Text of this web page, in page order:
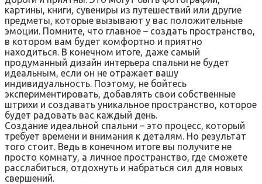
картины, книги, сувениры из путешествий или другие
предметы, которые вызывают у вас положительные
эмоции. Помните, что главное – создать пространство,
в котором вам будет комфортно и приятно
находиться. В конечном итоге, даже самый
продуманный дизайн интерьера спальни не будет
идеальным, если он не отражает вашу
индивидуальность. Поэтому, не бойтесь
экспериментировать, добавлять свои собственные
штрихи и создавать уникальное пространство, которое
будет радовать вас каждый день.
Создание идеальной спальни – это процесс, который
требует времени и внимания к деталям. Но результат
того стоит. Ведь в конечном итоге вы получите не
просто комнату, а личное пространство, где сможете
расслабиться, отдохнуть и набраться сил для новых
свершений.